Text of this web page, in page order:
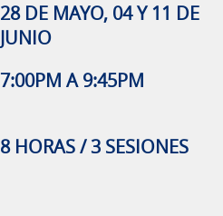
28 DE MAYO, 04 Y 11 DE
JUNIO
7:00PM A 9:45PM
8 HORAS / 3 SESIONES